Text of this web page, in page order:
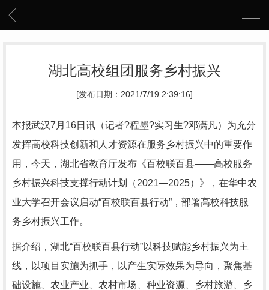
湖北高校组团服务乡村振兴
[发布日期：2021/7/19 2:39:16]
本报武汉7月16日讯（记者?程墨?实习生?邓潇凡）为充分
发挥高校科技创新和人才资源在服务乡村振兴中的重要作
用，今天，湖北省教育厅发布《百校联百县——高校服务
乡村振兴科技支撑行动计划（2021—2025）》，在华中农
业大学召开会议启动“百校联百县行动”，部署高校科技服
务乡村振兴工作。
据介绍，湖北“百校联百县行动”以科技赋能乡村振兴为主
线，以项目实施为抓手，以产生实际效果为导向，聚焦基
础设施、农业产业、农村市场、种业资源、乡村旅游、乡